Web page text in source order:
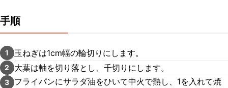
手順
1 玉ねぎは1cm幅の輪切りにします。
2 大葉は軸を切り落とし、千切りにします。
3
フライパンにサラダ油をひいて中火で熱し、1を入れて焼